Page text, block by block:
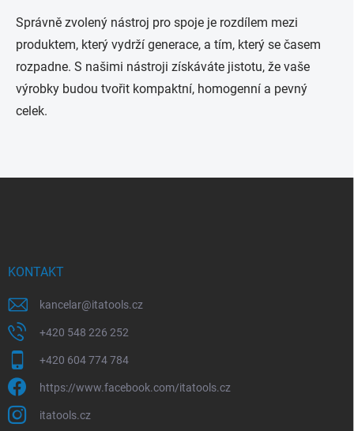
Správně zvolený nástroj pro spoje je rozdílem mezi
produktem, který vydrží generace, a tím, který se časem
rozpadne. S našimi nástroji získáváte jistotu, že vaše
výrobky budou tvořit kompaktní, homogenní a pevný
celek.
KONTAKT
kancelar@itatools.cz
+420 548 226 252
+420 604 774 784
https://www.facebook.com/itatools.cz
itatools.cz